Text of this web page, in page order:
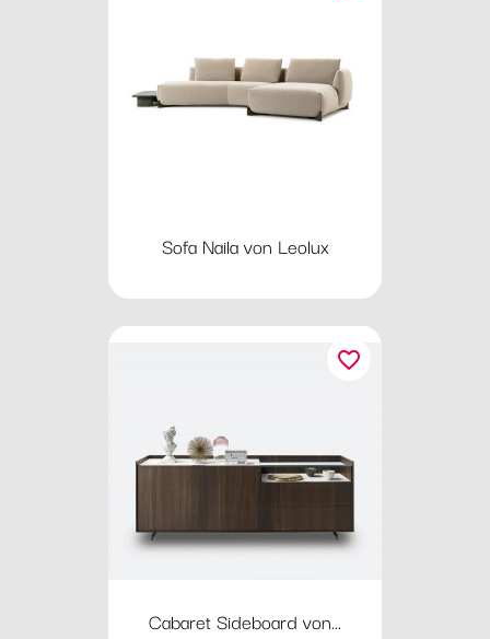
Sofa Naila von Leolux
Cabaret Sideboard von...
favorite_border